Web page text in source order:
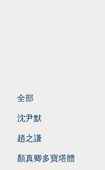
全部
沈尹默
趙之謙
顏真卿多寶塔體